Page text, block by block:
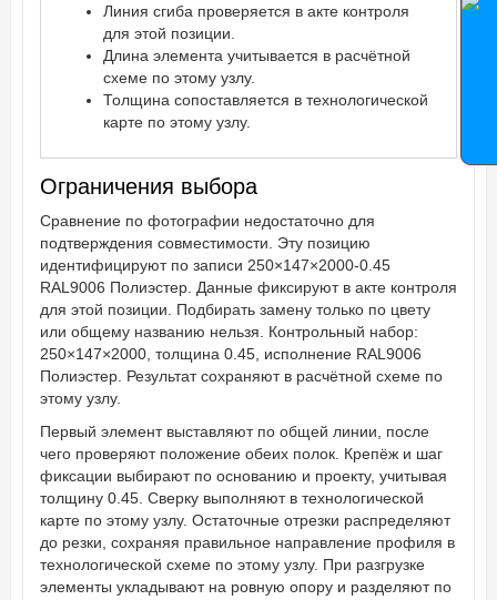
Линия сгиба проверяется в акте контроля
для этой позиции.
Длина элемента учитывается в расчётной
схеме по этому узлу.
Толщина сопоставляется в технологической
карте по этому узлу.
Ограничения выбора
Сравнение по фотографии недостаточно для
подтверждения совместимости. Эту позицию
идентифицируют по записи 250×147×2000-0.45
RAL9006 Полиэстер. Данные фиксируют в акте контроля
для этой позиции. Подбирать замену только по цвету
или общему названию нельзя. Контрольный набор:
250×147×2000, толщина 0.45, исполнение RAL9006
Полиэстер. Результат сохраняют в расчётной схеме по
этому узлу.
Первый элемент выставляют по общей линии, после
чего проверяют положение обеих полок. Крепёж и шаг
фиксации выбирают по основанию и проекту, учитывая
толщину 0.45. Сверку выполняют в технологической
карте по этому узлу. Остаточные отрезки распределяют
до резки, сохраняя правильное направление профиля в
технологической схеме по этому узлу. При разгрузке
элементы укладывают на ровную опору и разделяют по